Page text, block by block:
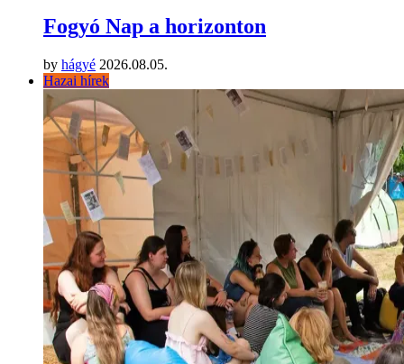
Fogyó Nap a horizonton
by hágyé 2026.08.05.
Hazai hírek